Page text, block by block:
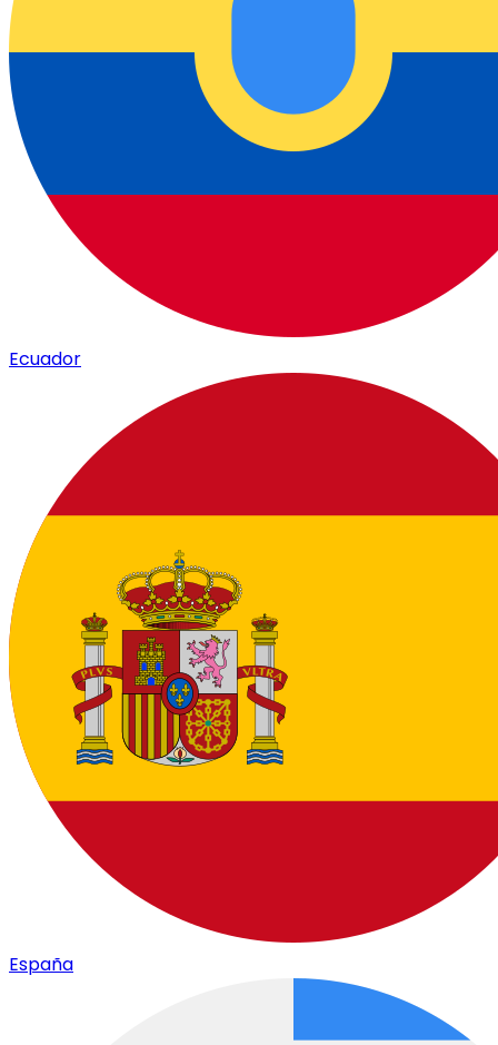
Ecuador
España